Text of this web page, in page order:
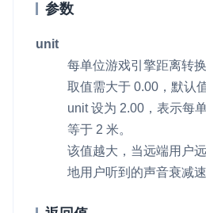
参数
unit
每单位游戏引擎距离转
取值需大于 0.00，默认
unit 设为 2.00，表示每
等于 2 米。
该值越大，当远端用户
地用户听到的声音衰减速